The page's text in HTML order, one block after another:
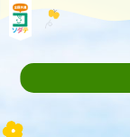
ニ
し